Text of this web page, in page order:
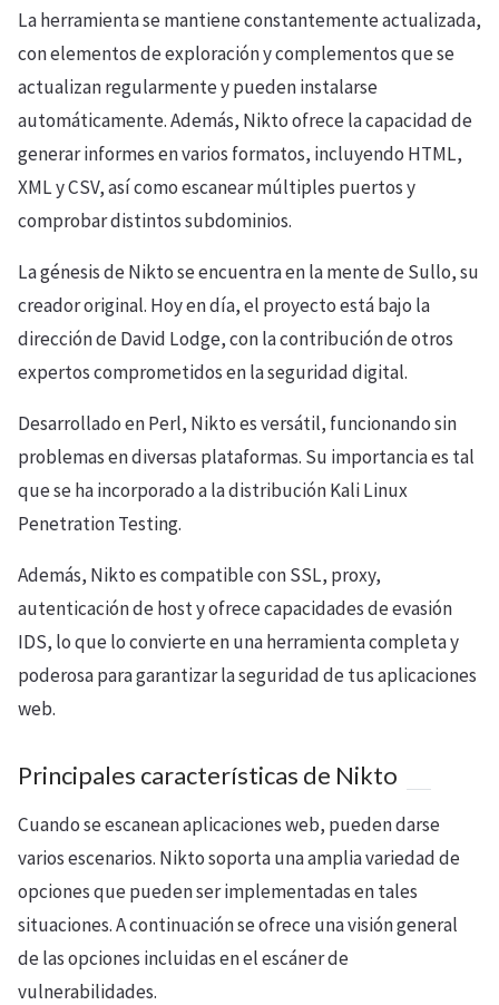
La herramienta se mantiene constantemente actualizada,
con elementos de exploración y complementos que se
actualizan regularmente y pueden instalarse
automáticamente. Además, Nikto ofrece la capacidad de
generar informes en varios formatos, incluyendo HTML,
XML y CSV, así como escanear múltiples puertos y
comprobar distintos subdominios.
La génesis de Nikto se encuentra en la mente de Sullo, su
creador original. Hoy en día, el proyecto está bajo la
dirección de David Lodge, con la contribución de otros
expertos comprometidos en la seguridad digital.
Desarrollado en Perl, Nikto es versátil, funcionando sin
problemas en diversas plataformas. Su importancia es tal
que se ha incorporado a la distribución Kali Linux
Penetration Testing.
Además, Nikto es compatible con SSL, proxy,
autenticación de host y ofrece capacidades de evasión
IDS, lo que lo convierte en una herramienta completa y
poderosa para garantizar la seguridad de tus aplicaciones
web.
Principales características de Nikto
Cuando se escanean aplicaciones web, pueden darse
varios escenarios. Nikto soporta una amplia variedad de
opciones que pueden ser implementadas en tales
situaciones. A continuación se ofrece una visión general
de las opciones incluidas en el escáner de
vulnerabilidades.